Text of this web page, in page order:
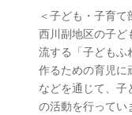
＜子ども・子育て
西川副地区の子ど
流する「子どもふ
作るための育児に
などを通じて、
の活動を行ってい